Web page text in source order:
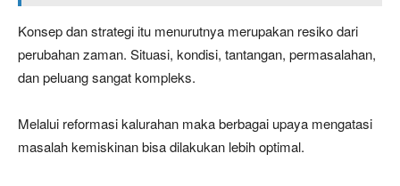
Konsep dan strategi itu menurutnya merupakan resiko dari
perubahan zaman. Situasi, kondisi, tantangan, permasalahan,
dan peluang sangat kompleks.
Melalui reformasi kalurahan maka berbagai upaya mengatasi
masalah kemiskinan bisa dilakukan lebih optimal.